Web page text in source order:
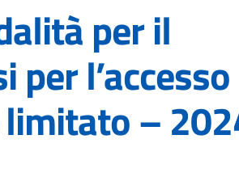
per il
l’accesso
–